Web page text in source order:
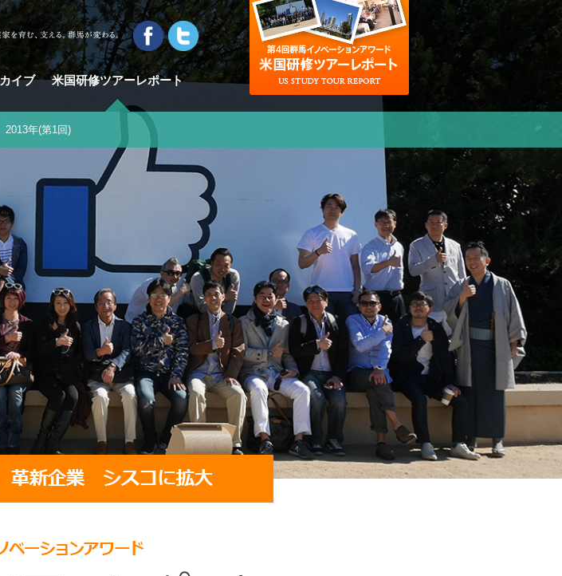
イブ 米国研修ツアーレポート
2013年(第1回)